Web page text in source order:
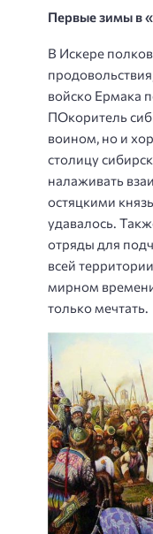
Первые зимы в
В Искере
войско Ермака
ПОкоритель
воином, но и
столицу
налаживать
остяцкими
удавалось.
отряды для
всей
мирном
только мечтать.